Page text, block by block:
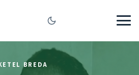
BREDA